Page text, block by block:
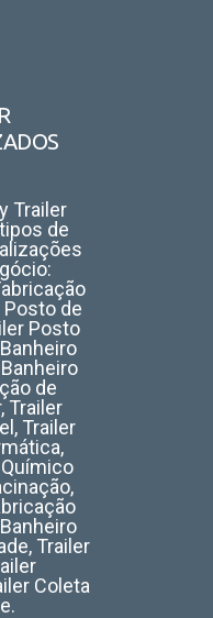
Trailer
de
Posto de
Posto
de
Trailer
Trailer
Trailer
Coleta